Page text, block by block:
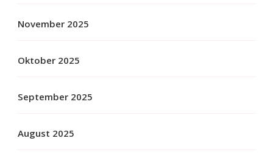
November 2025
Oktober 2025
September 2025
August 2025